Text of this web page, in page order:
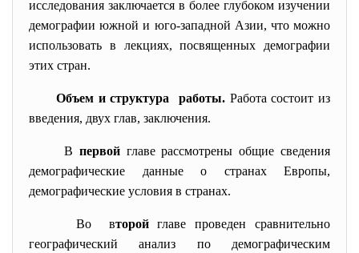
исследования заключается в более глубоком изучении
демографии южной и юго-западной Азии, что можно
использовать в лекциях, посвященных демографии
этих стран.
Объем и структура работы.Работа состоит из
введения, двух глав, заключения.
В первойглаве рассмотрены общие сведения
демографические данные о странах Европы,
демографические условия в странах.
Во второйглаве
проведен сравнительно
географический анализ по демографическим